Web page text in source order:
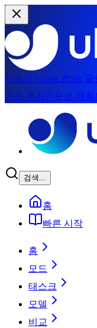
YOLO Vision 2026: 글
인과 온라인으로 개최
검색...
홈
빠른 시작
홈
모드
태스크
모델
비교